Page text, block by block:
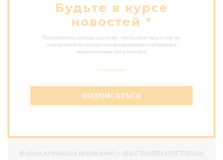
Будьте в курсе
новостей *
Подпишитесь на нашу рассылку, чтобы получать от нас по
электронной почте персонализированные сообщения и
маркетинговые предложения.
ПОДПИСАТЬСЯ
© 2026 LA PINATELLE RESTAURANT — ВЕБ-СТРАНИЦА РЕСТОРАНА